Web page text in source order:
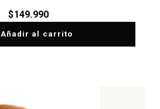
$149.990
Añadir al carrito